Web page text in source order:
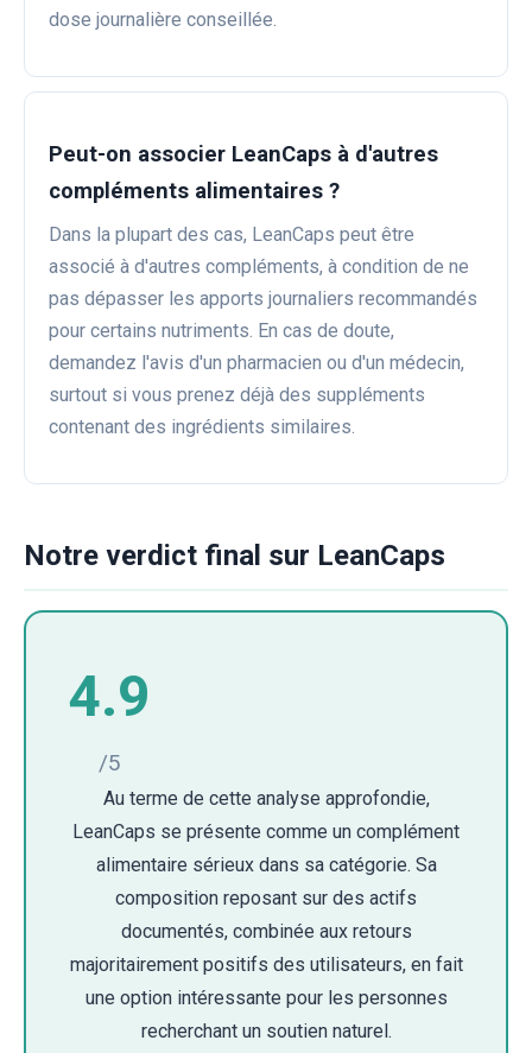
dose journalière conseillée.
Peut-on associer LeanCaps à d'autres
compléments alimentaires ?
Dans la plupart des cas, LeanCaps peut être
associé à d'autres compléments, à condition de ne
pas dépasser les apports journaliers recommandés
pour certains nutriments. En cas de doute,
demandez l'avis d'un pharmacien ou d'un médecin,
surtout si vous prenez déjà des suppléments
contenant des ingrédients similaires.
Notre verdict final sur LeanCaps
4.9
/5
Au terme de cette analyse approfondie,
LeanCaps se présente comme un complément
alimentaire sérieux dans sa catégorie. Sa
composition reposant sur des actifs
documentés, combinée aux retours
majoritairement positifs des utilisateurs, en fait
une option intéressante pour les personnes
recherchant un soutien naturel.